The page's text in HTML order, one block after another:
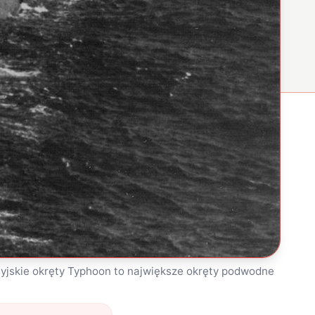
okręty Typhoon to największe okręty podwodne